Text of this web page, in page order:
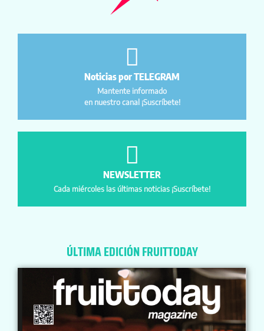
Noticias por TELEGRAM
Mantente informado
en nuestro canal ¡Suscríbete!
NEWSLETTER
Cada miércoles las últimas noticias ¡Suscríbete!
ÚLTIMA EDICIÓN FRUITTODAY